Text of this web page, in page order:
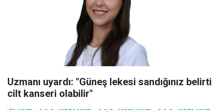
Uzmanı uyardı: "Güneş lekesi sandığınız belirti
cilt kanseri olabilir"